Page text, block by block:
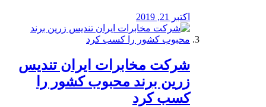
اکتبر 21, 2019
شرکت مخابرات ایران تندیس
زرین برند محبوب کشور را
کسب کرد